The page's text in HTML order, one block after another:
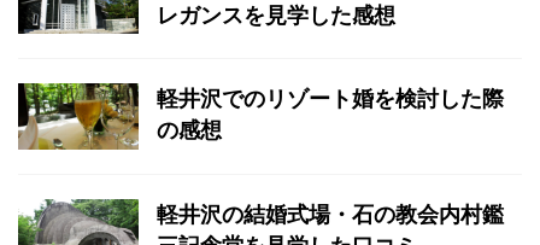
レガンスを見学した感想
軽井沢でのリゾート婚を検討した際
の感想
軽井沢の結婚式場・石の教会内村鑑